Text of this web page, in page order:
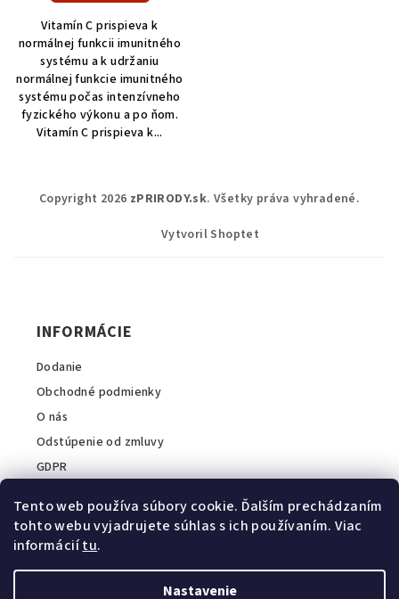
Tento web používa súbory cookie. Ďalším prechádzaním
tohto webu vyjadrujete súhlas s ich používaním. Viac
informáciítu.
Nastavenie
Vitamín C prispieva k
normálnej funkcii imunitného
systému a k udržaniu
normálnej funkcie imunitného
systému počas intenzívneho
fyzického výkonu a po ňom.
Vitamín C prispieva k...
Copyright 2026 zPRIRODY.sk. Všetky práva vyhradené.
Vytvoril Shoptet
INFORMÁCIE
Dodanie
Obchodné podmienky
O nás
Odstúpenie od zmluvy
GDPR
INFORMÁCIE O E-SHOPE